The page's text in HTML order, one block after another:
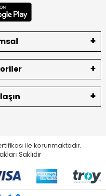
ile korunmaktadır.
Saklıdır